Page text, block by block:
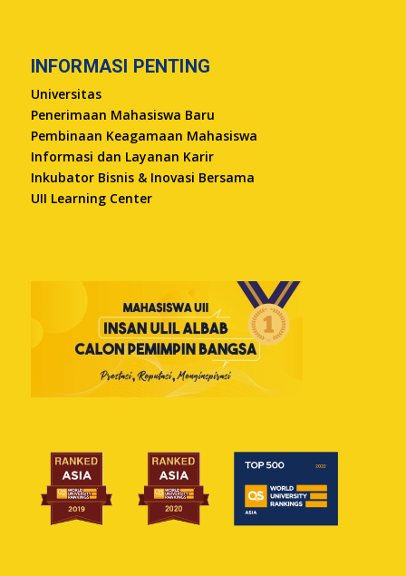
INFORMASI PENTING
Universitas
Penerimaan Mahasiswa Baru
Pembinaan Keagamaan Mahasiswa
Informasi dan Layanan Karir
Inkubator Bisnis & Inovasi Bersama
UII Learning Center